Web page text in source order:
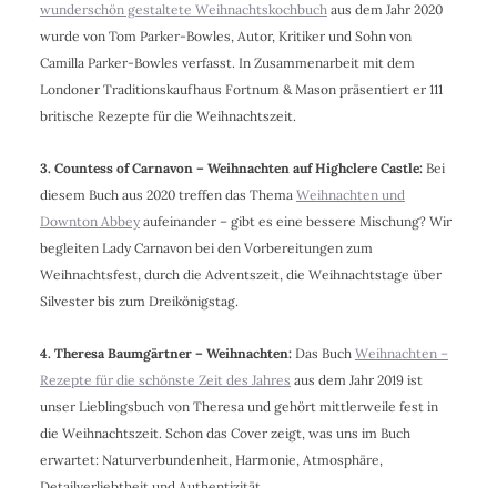
wunderschön gestaltete Weihnachtskochbuchaus dem Jahr 2020
wurde von Tom Parker-Bowles, Autor, Kritiker und Sohn von
Camilla Parker-Bowles verfasst. In Zusammenarbeit mit dem
Londoner Traditionskaufhaus Fortnum & Mason präsentiert er 111
britische Rezepte für die Weihnachtszeit.
3. Countess of Carnavon – Weihnachten auf Highclere Castle: Bei
diesem Buch aus 2020 treffen das Thema Weihnachten und
Downton Abbeyaufeinander – gibt es eine bessere Mischung? Wir
begleiten Lady Carnavon bei den Vorbereitungen zum
Weihnachtsfest, durch die Adventszeit, die Weihnachtstage über
Silvester bis zum Dreikönigstag.
4. Theresa Baumgärtner – Weihnachten: Das Buch Weihnachten –
Rezepte für die schönste Zeit des Jahres aus dem Jahr 2019 ist
unser Lieblingsbuch von Theresa und gehört mittlerweile fest in
die Weihnachtszeit. Schon das Cover zeigt, was uns im Buch
erwartet: Naturverbundenheit, Harmonie, Atmosphäre,